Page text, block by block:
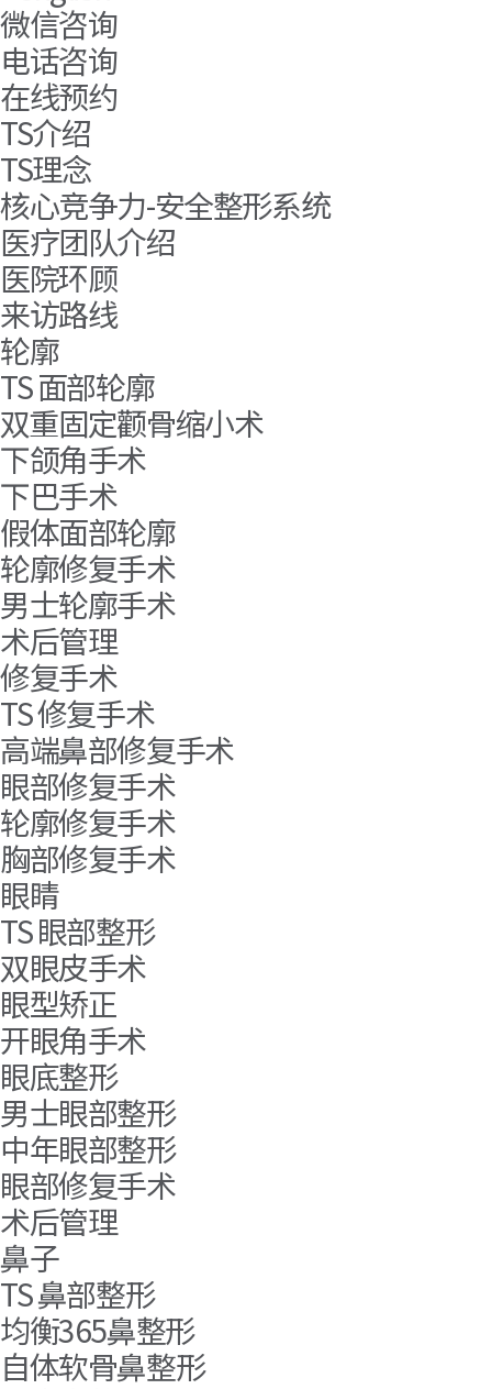
微信咨询
电话咨询
在线预约
TS介绍
TS理念
核心竞争力-安全整形系统
医疗团队介绍
医院环顾
来访路线
轮廓
TS 面部轮廓
双重固定颧骨缩小术
下颌角手术
下巴手术
假体面部轮廓
轮廓修复手术
男士轮廓手术
术后管理
修复手术
TS 修复手术
高端鼻部修复手术
眼部修复手术
轮廓修复手术
胸部修复手术
眼睛
TS 眼部整形
双眼皮手术
眼型矫正
开眼角手术
眼底整形
男士眼部整形
中年眼部整形
眼部修复手术
术后管理
鼻子
TS 鼻部整形
均衡365鼻整形
自体软骨鼻整形